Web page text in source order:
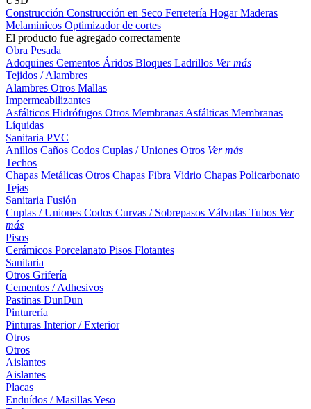
Construcción Construcción en Seco Ferretería HogarMaderas
Melaminicos Optimizador de cortes
El producto fue agregado correctamente
Obra Pesada
Adoquines Cementos Áridos Bloques Ladrillos Ver más
Tejidos / Alambres
Alambres Otros Mallas
Impermeabilizantes
Asfálticos Hidrófugos Otros Membranas Asfálticas Membranas
Líquidas
Sanitaria PVC
Anillos Caños Codos Cuplas / Uniones Otros Ver más
Techos
Chapas Metálicas Otros Chapas Fibra Vidrio Chapas Policarbonato
Tejas
Sanitaria Fusión
Cuplas / Uniones Codos Curvas / Sobrepasos Válvulas Tubos Ver
más
Pisos
Cerámicos Porcelanato Pisos Flotantes
Sanitaria
Otros Grifería
Cementos / Adhesivos
Pastinas DunDun
Pinturería
Pinturas Interior / Exterior
Otros
Otros
Aislantes
Aislantes
Placas
Enduídos / MasillasYeso